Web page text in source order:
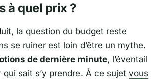
à quel prix ?
la question du budget reste
se ruiner est loin d’être un mythe.
de dernière minute, l’éventail
qui sait s’y prendre. À ce sujet vous